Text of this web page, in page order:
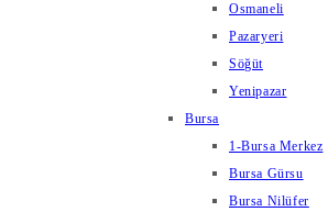
Osmaneli
Pazaryeri
Söğüt
Yenipazar
Bursa
1-Bursa Merkez
Bursa Gürsu
Bursa Nilüfer